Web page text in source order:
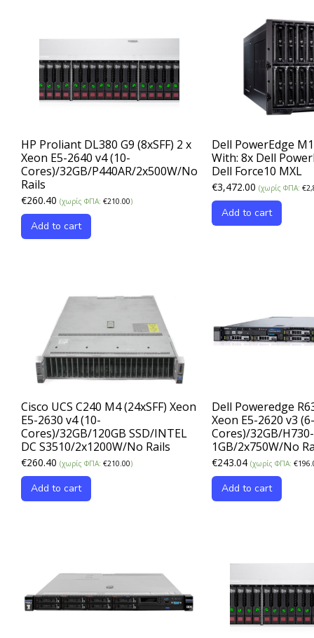
HP Proliant DL380 G9 (8xSFF) 2 x
Xeon E5-2640 v4 (10-
Cores)/32GB/P440AR/2x500W/No
Rails
€260.40 (χωρίς ΦΠΑ: €210.00)
Add to cart
Dell PowerEdge
With: 8x Dell
Dell Force10 MXL
€3,472.00 (χωρίς ΦΠΑ: €
Add to cart
Cisco UCS C240 M4 (24xSFF) Xeon
E5-2630 v4 (10-
Cores)/32GB/120GB SSD/INTEL
DC S3510/2x1200W/No Rails
€260.40 (χωρίς ΦΠΑ: €210.00)
Add to cart
Dell Poweredge
Xeon E5-2620 v3 (6-
Cores)/32GB/H730-
1GB/2x750W/No
€243.04 (χωρίς ΦΠΑ: €
Add to cart